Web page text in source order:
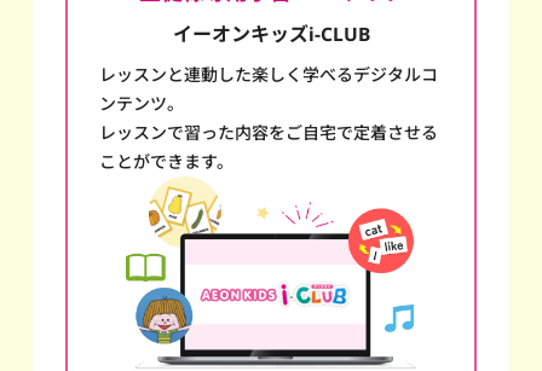
イーオンキッズi-CLUB
レッスンと連動した楽しく学べるデジタルコ
ンテンツ。
レッスンで習った内容をご自宅で定着させる
ことができます。